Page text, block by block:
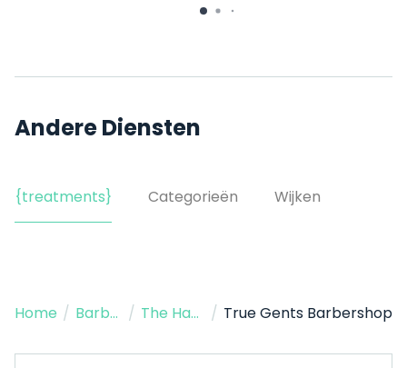
Andere Diensten
{treatments} Categorieën Wijken
Home / Barbershop / The Hague / True Gents Barbershop